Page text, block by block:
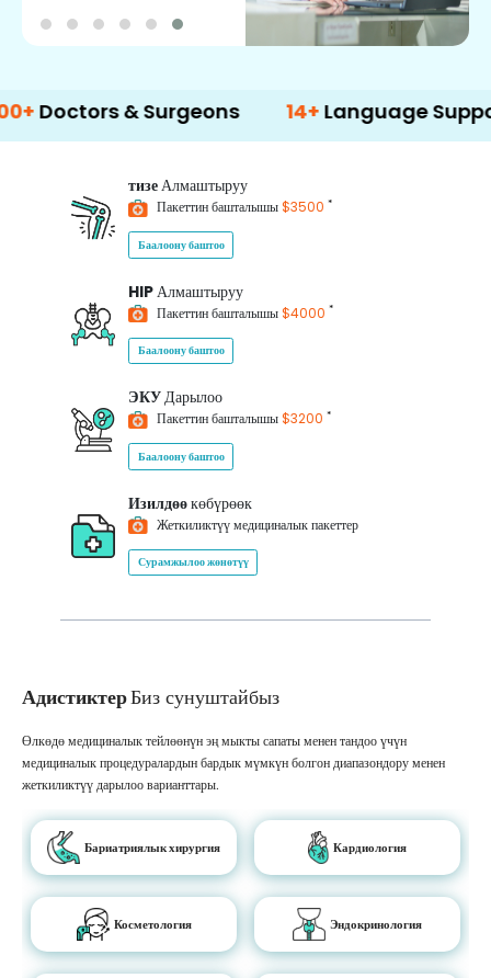
& Surgeons 14+ Language Support
тизеАлмаштыруу
Пакеттин башталышы$3500 *
Баалоону баштоо
HIPАлмаштыруу
Пакеттин башталышы$4000 *
Баалоону баштоо
ЭКУДарылоо
Пакеттин башталышы$3200 *
Баалоону баштоо
Изилдөөкөбүрөөк
Жеткиликтүү медициналык пакеттер
Сурамжылоо жөнөтүү
АдистиктерБиз сунуштайбыз
Өлкөдө медициналык тейлөөнүн эң мыкты сапаты менен тандоо үчүн
медициналык процедуралардын бардык мүмкүн болгон диапазондору менен
жеткиликтүү дарылоо варианттары.
Бариатриялык хирургия Кардиология
Косметология Эндокринология